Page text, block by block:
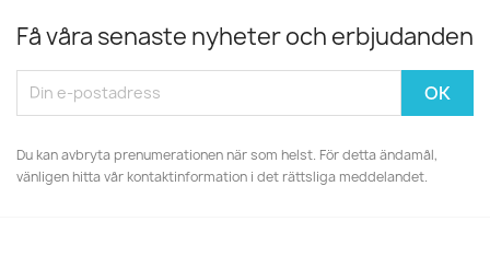
Få våra senaste nyheter och erbjudanden
Du kan avbryta prenumerationen när som helst. För detta ändamål,
vänligen hitta vår kontaktinformation i det rättsliga meddelandet.